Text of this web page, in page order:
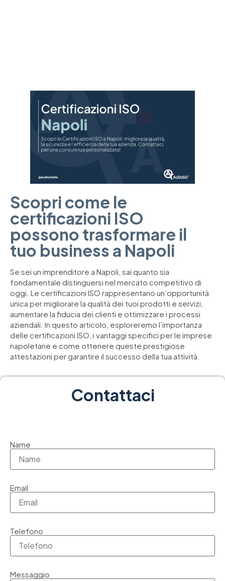
Scopri come le
certificazioni ISO
possono trasformare il
tuo business a Napoli
Se sei un imprenditore a Napoli, sai quanto sia
fondamentale distinguersi nel mercato competitivo di
oggi. Le certificazioni ISO rappresentano un’opportunità
unica per migliorare la qualità dei tuoi prodotti e servizi,
aumentare la fiducia dei clienti e ottimizzare i processi
aziendali. In questo articolo, esploreremo l’importanza
delle certificazioni ISO, i vantaggi specifici per le imprese
napoletane e come ottenere queste prestigiose
attestazioni per garantire il successo della tua attività.
Contattaci
Name
Email
Telefono
Messaggio